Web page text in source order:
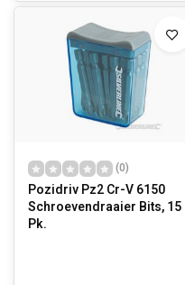
(0)
Pozidriv Pz2 Cr-V 6150
Schroevendraaier Bits, 15
Pk.